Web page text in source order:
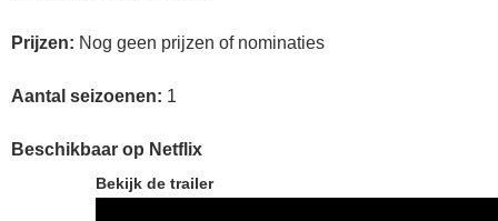
Prijzen: Nog geen prijzen of nominaties
Aantal seizoenen: 1
Beschikbaar op Netflix
Bekijk de trailer